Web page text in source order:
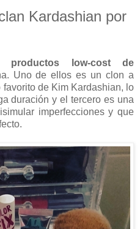
Kardashian por
productos low-cost de
Uno de ellos es un clon a
de Kim Kardashian, lo
duración y el tercero es una
imperfecciones y que